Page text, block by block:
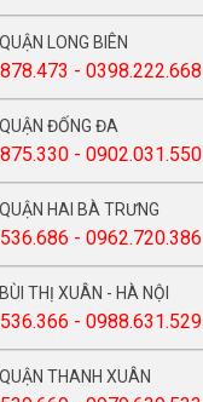
LONG BIÊN
- 0398.222.668
ĐỐNG ĐA
- 0902.031.550
HAI BÀ TRƯNG
- 0962.720.386
THỊ XUÂN - HÀ NỘI
- 0988.631.529
THANH XUÂN